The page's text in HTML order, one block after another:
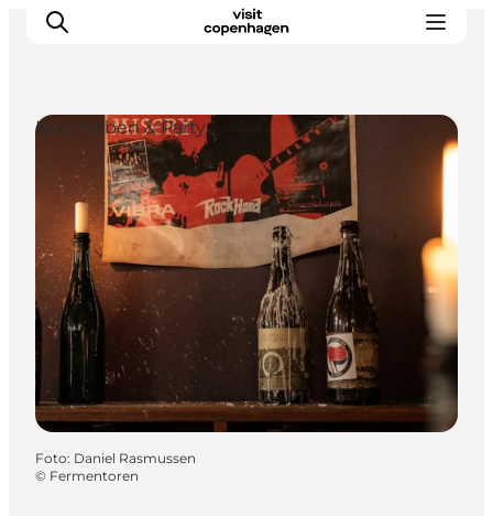
Aktivitäten
Essen und Trinken
Planen
Nachtleben & Party
Foto: Daniel Rasmussen
© Fermentoren